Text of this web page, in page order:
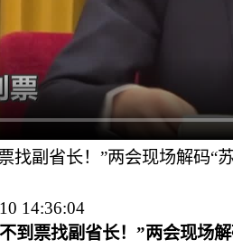
找副省长！”两会现场解码“
14:36:04
到票找副省长！”两会现场